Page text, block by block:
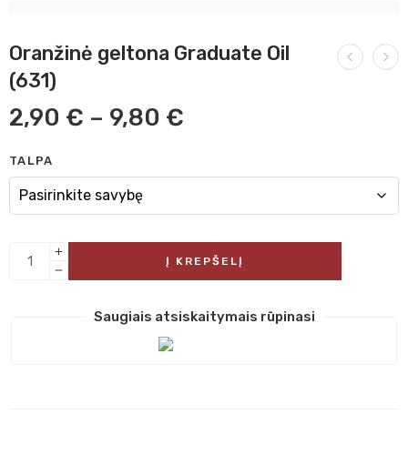
Oranžinė geltona Graduate Oil
(631)
2,90 € – 9,80 €
TALPA
Į KREPŠELĮ
Saugiais atsiskaitymais rūpinasi